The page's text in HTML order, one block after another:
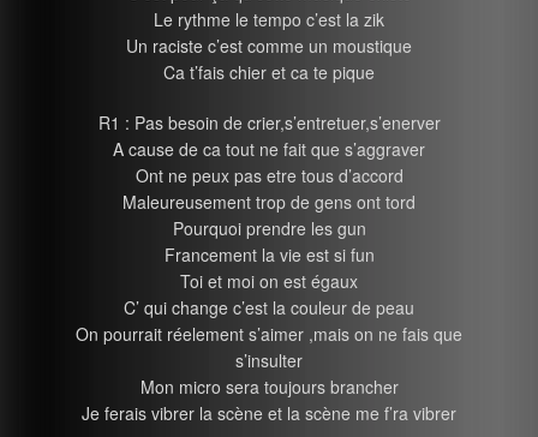
Le rythme le tempo c’est la zik
Un raciste c’est comme un moustique
Ca t’fais chier et ca te pique
R1 : Pas besoin de crier,s’entretuer,s’enerver
A cause de ca tout ne fait que s’aggraver
Ont ne peux pas etre tous d’accord
Maleureusement trop de gens ont tord
Pourquoi prendre les gun
Francement la vie est si fun
Toi et moi on est égaux
C’ qui change c’est la couleur de peau
On pourrait réelement s’aimer ,mais on ne fais que
s’insulter
Mon micro sera toujours brancher
Je ferais vibrer la scène et la scène me f’ra vibrer